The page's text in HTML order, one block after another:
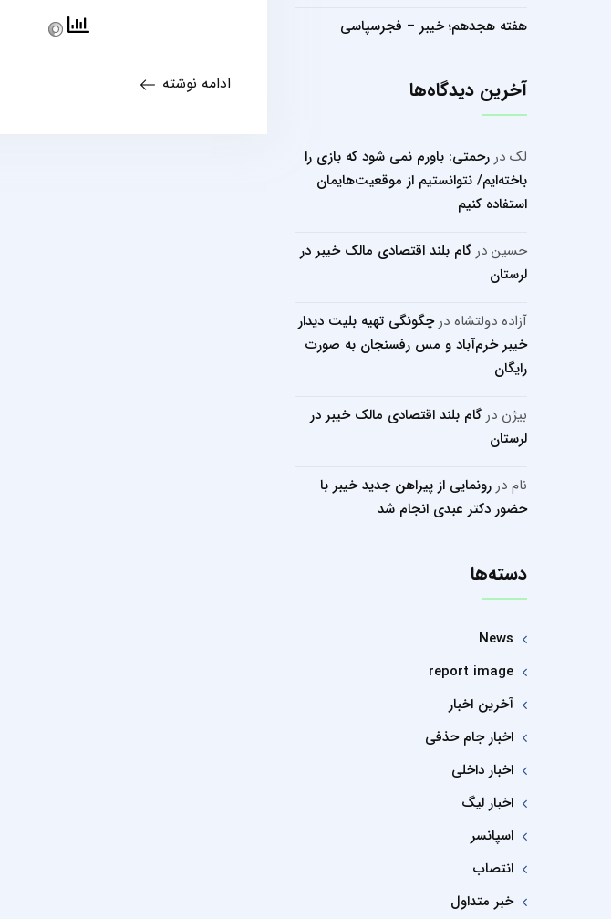
ادامه نوشته
هفته هجدهم؛ خیبر – فجرسپاسی
آخرین دیدگاه‌ها
لک در رحمتی: باورم نمی شود که بازی را
باخته‌ایم/ نتوانستیم از موقعیت‌هایمان
استفاده کنیم
حسین در گام بلند اقتصادی مالک خیبر در
لرستان
آزاده دولتشاه درچگونگی تهیه بلیت دیدار
خیبر خرم‌آباد و مس رفسنجان به صورت
رایگان
بیژن در گام بلند اقتصادی مالک خیبر در
لرستان
نام در رونمایی از پیراهن جدید خیبر با
حضور دکتر عبدی انجام شد
دسته‌ها
News
report image
آخرین اخبار
اخبار جام حذفی
اخبار داخلی
اخبار لیگ
اسپانسر
انتصاب
خبر متداول